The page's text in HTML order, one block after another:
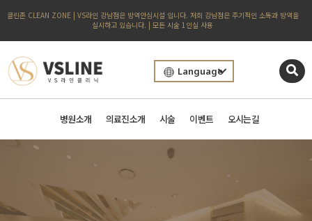
클린존 CLEAN ZONE | VS라인 강남점은 방역안심시설 입니다. 저희 강남점은 주기적인 소독과 방역을
실시하고 있습니다. | 모든 시술 1인실 사용
Language
병원소개 의료진소개 시술 이벤트 오시는길